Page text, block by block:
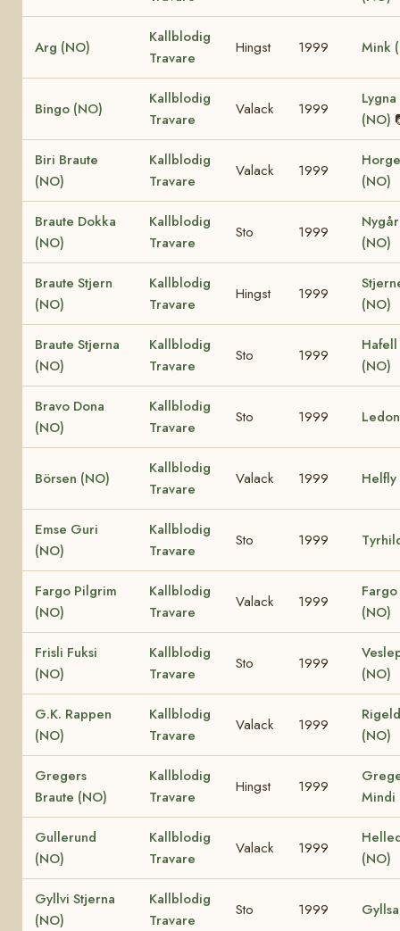
Arg (NO)
Kallblodig
Travare
Hingst 1999 Mink
Bingo (NO)
Kallblodig
Travare
Valack 1999
(NO)
Biri Braute
(NO)
Kallblodig
Travare
Valack 1999
(NO)
Braute Dokka
(NO)
Kallblodig
Travare
Sto 1999
(NO)
Braute Stjern
(NO)
Kallblodig
Travare
Hingst 1999
(NO)
Braute Stjerna
(NO)
Kallblodig
Travare
Sto 1999
(NO)
Bravo Dona
(NO)
Kallblodig
Travare
Sto 1999
Börsen (NO)
Kallblodig
Travare
Valack 1999
Emse Guri
(NO)
Kallblodig
Travare
Sto 1999
Fargo Pilgrim
(NO)
Kallblodig
Travare
Valack 1999
(NO)
Frisli Fuksi
(NO)
Kallblodig
Travare
Sto 1999
(NO)
G.K. Rappen
(NO)
Kallblodig
Travare
Valack 1999
(NO)
Gregers
Braute (NO)
Kallblodig
Travare
Hingst 1999
Mindi
Gullerund
(NO)
Kallblodig
Travare
Valack 1999
(NO)
Gyllvi Stjerna
(NO)
Kallblodig
Travare
Sto 1999